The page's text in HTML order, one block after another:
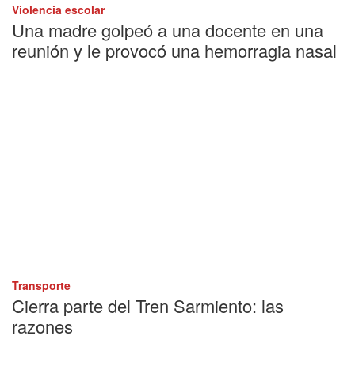
Violencia escolar
Una madre golpeó a una docente en una
reunión y le provocó una hemorragia nasal
Transporte
Cierra parte del Tren Sarmiento: las
razones